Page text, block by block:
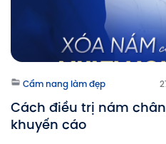
Cẩm nang làm đẹp
Cách điều trị nám
khuyến cáo